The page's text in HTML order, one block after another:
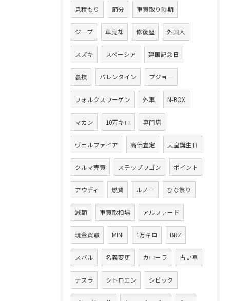
見積もり 節分 車買取り時期
ジープ 車売却 修復歴 外国人
スズキ スペーシア 建国記念日
裏技 バレンタイン プジョー
フォルクスワーゲン 外車 N-BOX
マカン 10万キロ 専門店
ヴェルファイア 高価査定 天皇誕生日
クルマ売買 ステップワゴン ポイント
アウディ 燃費 ルノー ひな祭り
減額 車買取相場 アルファード
現金買取 MINI 1万キロ BRZ
スバル 名義変更 カローラ 古い車
テスラ シトロエン シビック